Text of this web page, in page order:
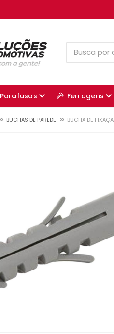
Parafusos Ferragens
BUCHAS DE PAREDE BUCHA DE